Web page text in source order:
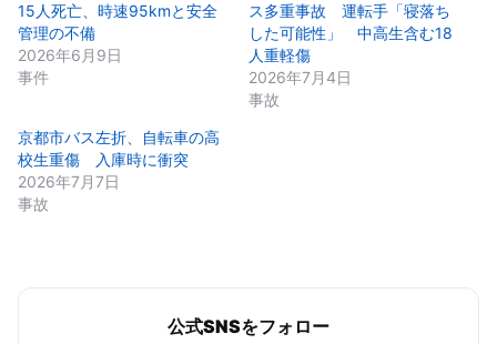
15人死亡、時速95kmと安全
管理の不備
2026年6月9日
事件
ス多重事故 運転手「寝落ち
した可能性」 中高生含む18
人重軽傷
2026年7月4日
事故
京都市バス左折、自転車の高
校生重傷 入庫時に衝突
2026年7月7日
事故
公式SNSをフォロー